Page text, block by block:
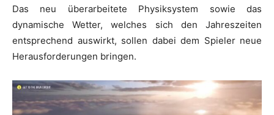
Das neu überarbeitete Physiksystem sowie das
dynamische Wetter, welches sich den Jahreszeiten
entsprechend auswirkt, sollen dabei dem Spieler neue
Herausforderungen bringen.